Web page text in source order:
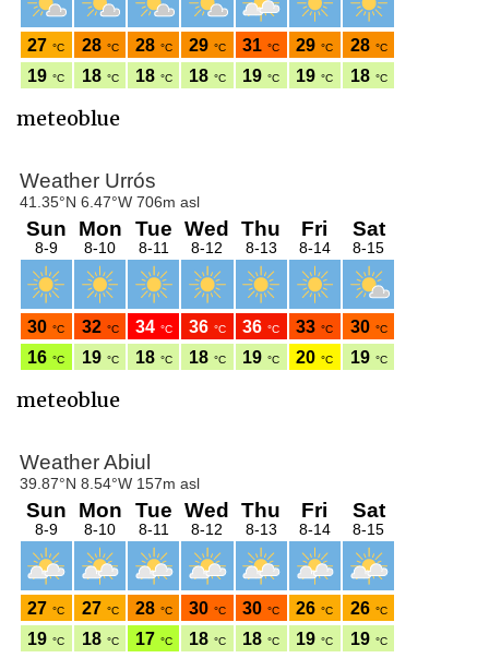
meteoblue
meteoblue